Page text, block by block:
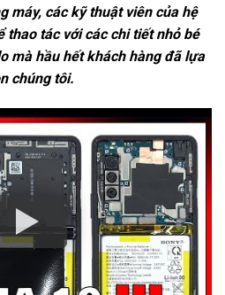
máy, các kỹ thuật viên của hệ
thao tác với các chi tiết nhỏ bé
mà hầu hết khách hàng đã lựa
chúng tôi.